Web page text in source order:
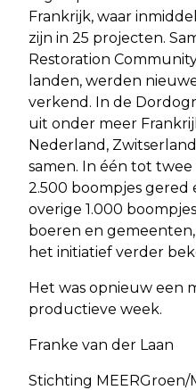
Frankrijk, waar
zijn in 25 projecten.
Restoration
landen, werden
verkend. In de
uit onder meer
Nederland,
samen. In één tot
2.500 boompjes gered
overige 1.000
boeren en
het initiatief verder
Het was opnieuw een
productieve week.
Franke van der Laan
Stichting MEERGroen/